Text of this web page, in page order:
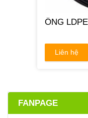
ỐNG
Liên hệ
FANPAGE